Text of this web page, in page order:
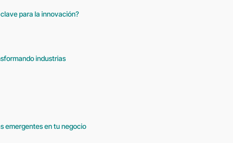
para la innovación?
industrias
emergentes en tu negocio